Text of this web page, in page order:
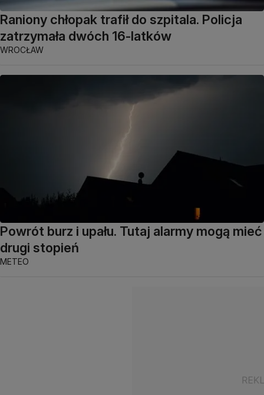
Raniony chłopak trafił do szpitala. Policja
zatrzymała dwóch 16-latków
WROCŁAW
Powrót burz i upału. Tutaj alarmy mogą mieć
drugi stopień
METEO